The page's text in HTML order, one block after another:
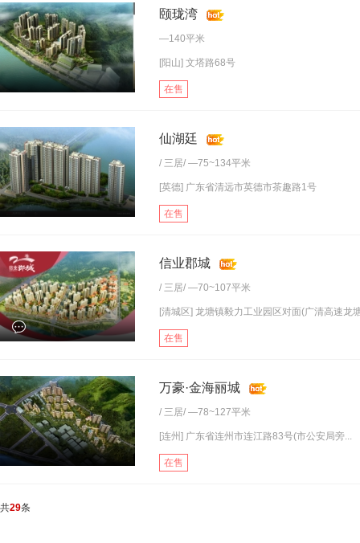
颐珑湾
—140平米
[阳山] 文塔路68号
在售
仙湖廷
/ 三居/ —75~134平米
[英德] 广东省清远市英德市茶趣路1号
在售
信业郡城
/ 三居/ —70~107平米
[清城区] 龙塘镇毅力工业园区对面(广清高速龙
在售
万豪·金海丽城
/ 三居/ —78~127平米
[连州] 广东省连州市连江路83号(市公安局旁...
在售
共29条